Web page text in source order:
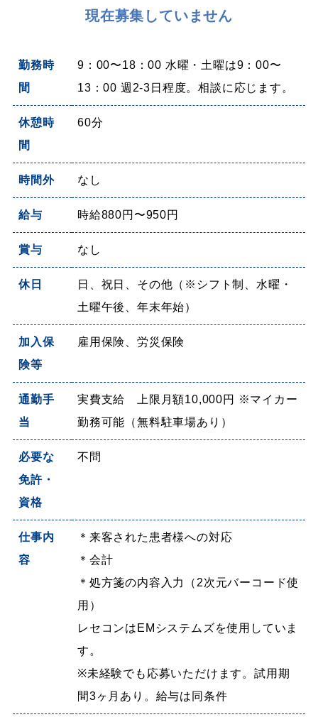
現在募集していません
勤務時
間
9：00〜18：00 水曜・土曜は9：00〜
13：00 週2-3日程度。相談に応じます。
休憩時
間
60分
時間外 なし
給与 時給880円〜950円
賞与 なし
休日
日、祝日、その他（※シフト制、水曜・
土曜午後、年末年始）
加入保
険等
雇用保険、労災保険
通勤手
当
実費支給 上限月額10,000円 ※マイカー
勤務可能（無料駐車場あり）
必要な
免許・
資格
不問
仕事内
容
＊来客された患者様への対応
＊会計
＊処方箋の内容入力（2次元バーコード使
用）
レセコンはEMシステムズを使用していま
す。
※未経験でも応募いただけます。試用期
間3ヶ月あり。給与は同条件